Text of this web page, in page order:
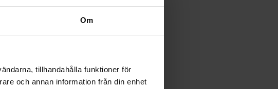
Om
tillhandahålla funktioner för
och annan information från din enhet
i